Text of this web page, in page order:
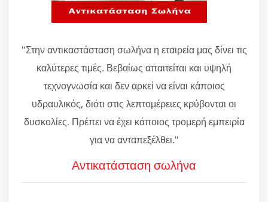
"Στην αντικαστάσταση σωλήνα η εταιρεία μας δίνει τις
καλύτερες τιμές. Βεβαίως απαιτείται και υψηλή
τεχνογνωσία και δεν αρκεί να είναι κάποιος
υδραυλικός, διότι στις λεπτομέρειες κρύβονται οι
δυσκολίες. Πρέπει να έχει κάποιος τρομερή εμπειρία
για να ανταπεξέλθει."
Αντικατάσταση σωλήνα